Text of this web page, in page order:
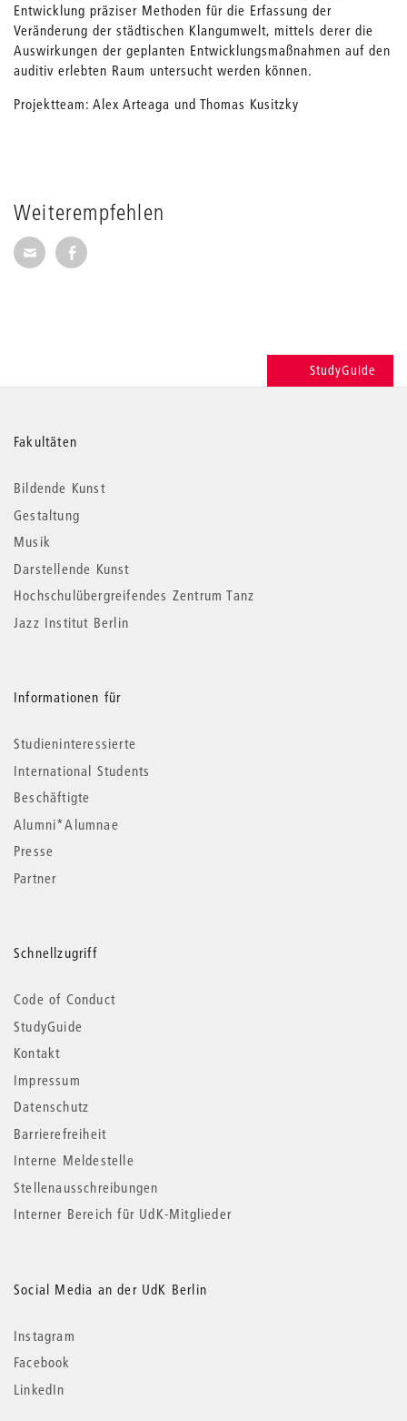
Weiterempfehlen
Seite per E-Mail weiterempfehlen
Seite auf Facebook weiterempfehlen
Entwicklung präziser Methoden für die Erfassung der
Veränderung der städtischen Klangumwelt, mittels derer die
Auswirkungen der geplanten Entwicklungsmaßnahmen auf den
auditiv erlebten Raum untersucht werden können.
Projektteam: Alex Arteaga und Thomas Kusitzky
StudyGuide
Weitere
Informationen
Fakultäten
Bildende Kunst
Gestaltung
Musik
Darstellende Kunst
Hochschulübergreifendes Zentrum Tanz
Jazz Institut Berlin
Informationen für
Studieninteressierte
International Students
Beschäftigte
Alumni*Alumnae
Presse
Partner
Schnellzugriff
Code of Conduct
StudyGuide
Kontakt
Impressum
Datenschutz
Barrierefreiheit
Interne Meldestelle
Stellenausschreibungen
Interner Bereich für UdK-Mitglieder
Social Media an der UdK Berlin
Instagram
Facebook
LinkedIn